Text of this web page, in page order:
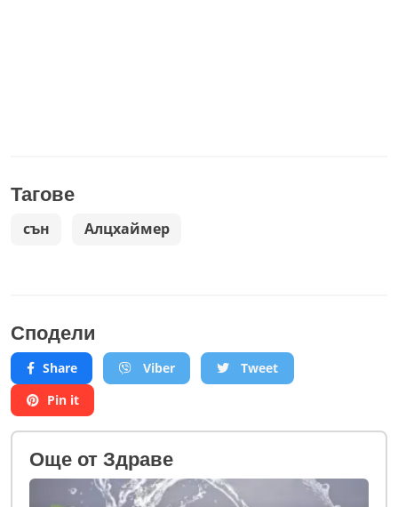
Тагове
сън Алцхаймер
Сподели
Share Viber
Tweet
Pin it
Oще от Здраве